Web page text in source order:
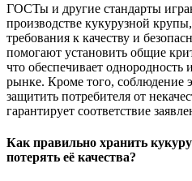
ГОСТы и другие стандарты
производстве кукурузной
требования к качеству и
помогают установить общие
что обеспечивает
рынке. Кроме того, соблюдение
защитить потребителя от
гарантирует соответствие
Как правильно хранить
потерять её качества?